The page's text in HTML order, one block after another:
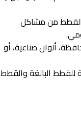
من مشاكل
ألوان صناعية، أو
للقطط البالغة والقطط